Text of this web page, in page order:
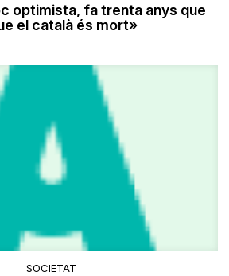
optimista, fa trenta anys que
el català és mort»
SOCIETAT